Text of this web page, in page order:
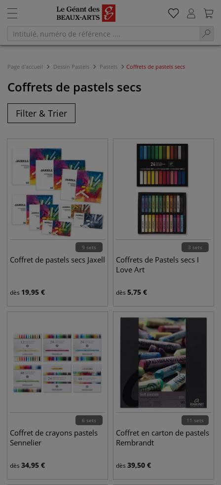
Page d'accueil Dessin Pastels Pastels Coffrets de pastels secs
Coffrets de pastels secs
Filter & Trier
9 sets
Coffret de pastels secs Jaxell
dès 19,95 €
3 sets
Coffrets de Pastels secs I
Love Art
dès 5,75 €
6 sets
Coffret de crayons pastels
Sennelier
dès 34,95 €
11 sets
Coffret en carton de pastels
Rembrandt
dès 39,50 €